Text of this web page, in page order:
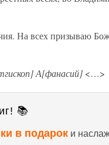
На всех призываю
А[фанасий] <…>
📚
в подарок и